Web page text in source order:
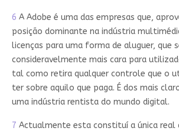
6 A Adobe é uma das empresas que,
posição dominante na indústria
licenças para uma forma de aluguer, que
consideravelmente mais cara para
tal como retira qualquer controle que o
ter sobre aquilo que paga. É dos mais
uma indústria rentista do mundo digital.
7 Actualmente esta constituí a única real